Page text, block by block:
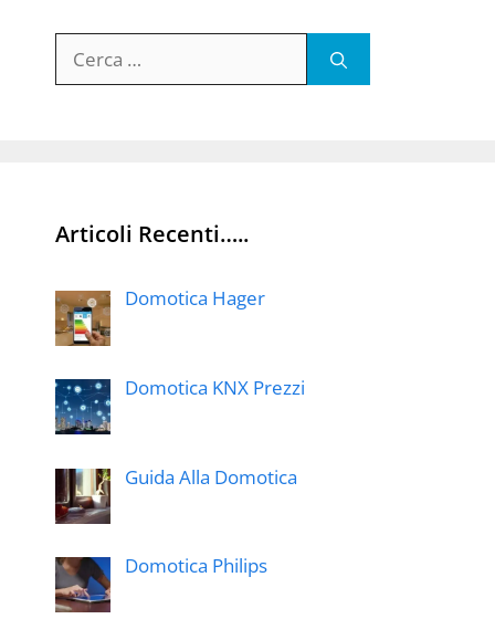
per:
Articoli Recenti…..
Domotica Hager
Domotica KNX Prezzi
Guida Alla Domotica
Domotica Philips